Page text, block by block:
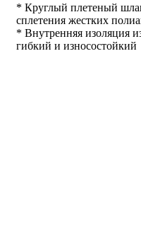
* Круглый плетеный
сплетения жестких
* Внутренняя изоляция
гибкий и износостойкий